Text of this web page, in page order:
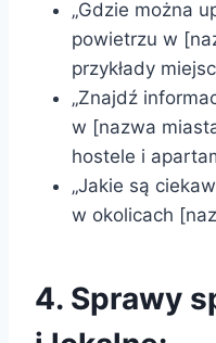
„Gdzie można
powietrzu w
przykłady
„Znajdź
w [nazwa
hostele i
„Jakie są
w okolicach
4. Sprawy